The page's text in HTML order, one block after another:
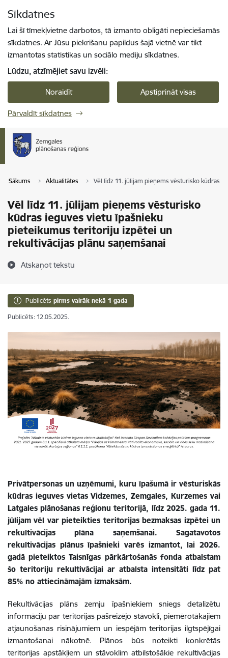
Sīkdatnes
Lai šī tīmekļvietne darbotos, tā izmanto obligāti nepieciešamās
sīkdatnes. Ar Jūsu piekrišanu papildus šajā vietnē var tikt
izmantotas statistikas un sociālo mediju sīkdatnes.
Lūdzu, atzīmējiet savu izvēli:
Noraidīt Apstiprināt visas
Pārvaldīt sīkdatnes
Sākums Aktualitātes Vēl līdz 11. jūlijam pieņems vēsturisko kūdras
Vēl līdz 11. jūlijam pieņems vēsturisko
kūdras ieguves vietu īpašnieku
pieteikumus teritoriju izpētei un
rekultivācijas plānu saņemšanai
Atskaņot tekstu
Publicēts pirms vairāk nekā 1 gada
Publicēts: 12.05.2025.
Privātpersonas un uzņēmumi, kuru īpašumā ir vēsturiskās
kūdras ieguves vietas Vidzemes, Zemgales, Kurzemes vai
Latgales plānošanas reģionu teritorijā, līdz 2025. gada 11.
jūlijam vēl var pieteikties teritorijas bezmaksas izpētei un
rekultivācijas plāna saņemšanai. Sagatavotos
rekultivācijas plānus īpašnieki varēs izmantot, lai 2026.
gadā pieteiktos Taisnīgas pārkārtošanās fonda atbalstam
šo teritoriju rekultivācijai ar atbalsta intensitāti līdz pat
85% no attiecināmajām izmaksām.
Rekultivācijas plāns zemju īpašniekiem sniegs detalizētu
informāciju par teritorijas pašreizējo stāvokli, piemērotākajiem
atjaunošanas risinājumiem un iespējām teritorijas ilgtspējīgai
izmantošanai nākotnē. Plānos būs noteikti konkrētās
teritorijas apstākļiem un stāvoklim atbilstošākie rekultivācijas